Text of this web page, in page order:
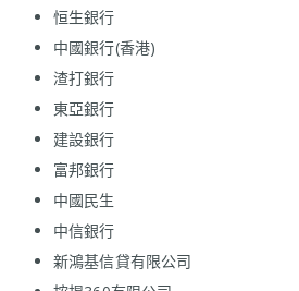
恒生銀行
中國銀行(香港)​
渣打銀行
東亞銀行
建設銀行
富邦銀行
中國民生
中信銀行
新鴻基信貸有限公司